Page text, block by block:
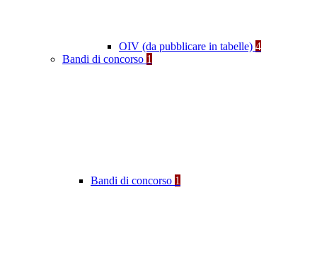
OIV (da pubblicare in tabelle) 4
Bandi di concorso 1
Bandi di concorso 1